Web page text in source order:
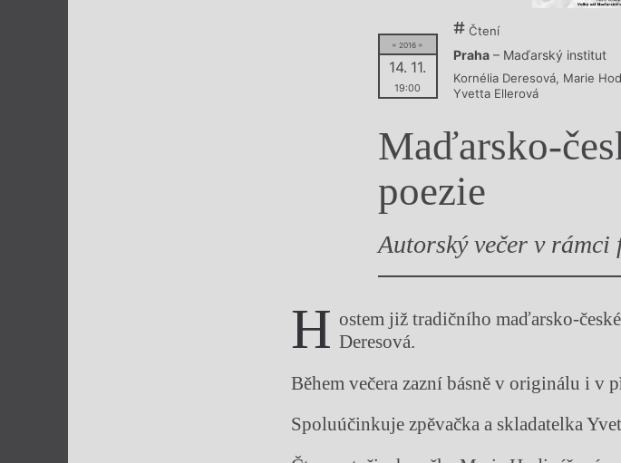
= 2016 =
14. 11.
19:00
Čtení
Praha – Maďarský institut
Kornélia Deresová, Marie
Yvetta Ellerová
Maďarsko-
poezie
Autorský večer v rámci
H ostem již tradičního maďarsko-
Deresová.
Během večera zazní básně v originálu i v
Spoluúčinkuje zpěvačka a skladatelka